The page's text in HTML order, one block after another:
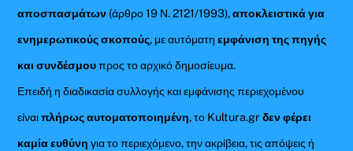
αποσπασμάτων (άρθρο 19 Ν. 2121/1993),αποκλειστικά για
ενημερωτικούς σκοπούς, με αυτόματηεμφάνιση της πηγής
και συνδέσμουπρος το αρχικό δημοσίευμα.
Επειδή η διαδικασία συλλογής και εμφάνισης περιεχομένου
είναιπλήρως αυτοματοποιημένη, το Kultura.grδεν φέρει
καμία ευθύνη για το περιεχόμενο, την ακρίβεια, τις απόψεις ή